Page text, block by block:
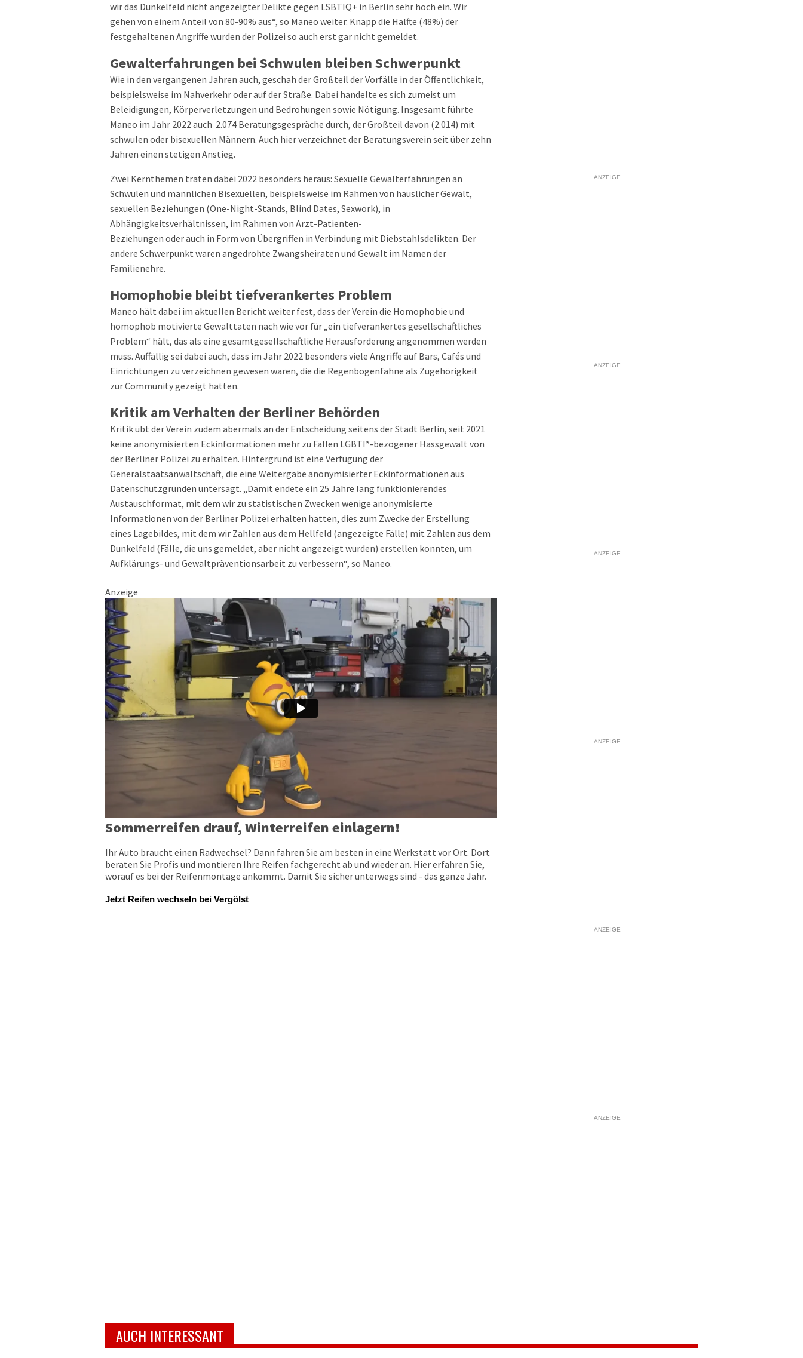
wir das Dunkelfeld nicht angezeigter Delikte gegen LSBTIQ+ in Berlin sehr hoch ein. Wir
gehen von einem Anteil von 80-90% aus“, so Maneo weiter. Knapp die Hälfte (48%) der
festgehaltenen Angriffe wurden der Polizei so auch erst gar nicht gemeldet.
Gewalterfahrungen bei Schwulen bleiben Schwerpunkt
Wie in den vergangenen Jahren auch, geschah der Großteil der Vorfälle in der Öffentlichkeit,
beispielsweise im Nahverkehr oder auf der Straße. Dabei handelte es sich zumeist um
Beleidigungen, Körperverletzungen und Bedrohungen sowie Nötigung. Insgesamt führte
Maneo im Jahr 2022 auch 2.074 Beratungsgespräche durch, der Großteil davon (2.014) mit
schwulen oder bisexuellen Männern. Auch hier verzeichnet der Beratungsverein seit über zehn
Jahren einen stetigen Anstieg.
Zwei Kernthemen traten dabei 2022 besonders heraus: Sexuelle Gewalterfahrungen an
Schwulen und männlichen Bisexuellen, beispielsweise im Rahmen von häuslicher Gewalt,
sexuellen Beziehungen (One-Night-Stands, Blind Dates, Sexwork), in
Abhängigkeitsverhältnissen, im Rahmen von Arzt-Patienten-
Beziehungen oder auch in Form von Übergriffen in Verbindung mit Diebstahlsdelikten. Der
andere Schwerpunkt waren angedrohte Zwangsheiraten und Gewalt im Namen der
Familienehre.
Homophobie bleibt tiefverankertes Problem
Maneo hält dabei im aktuellen Bericht weiter fest, dass der Verein die Homophobie und
homophob motivierte Gewalttaten nach wie vor für „ein tiefverankertes gesellschaftliches
Problem“ hält, das als eine gesamtgesellschaftliche Herausforderung angenommen werden
muss. Auffällig sei dabei auch, dass im Jahr 2022 besonders viele Angriffe auf Bars, Cafés und
Einrichtungen zu verzeichnen gewesen waren, die die Regenbogenfahne als Zugehörigkeit
zur Community gezeigt hatten.
Kritik am Verhalten der Berliner Behörden
Kritik übt der Verein zudem abermals an der Entscheidung seitens der Stadt Berlin, seit 2021
keine anonymisierten Eckinformationen mehr zu Fällen LGBTI*-bezogener Hassgewalt von
der Berliner Polizei zu erhalten. Hintergrund ist eine Verfügung der
Generalstaatsanwaltschaft, die eine Weitergabe anonymisierter Eckinformationen aus
Datenschutzgründen untersagt. „Damit endete ein 25 Jahre lang funktionierendes
Austauschformat, mit dem wir zu statistischen Zwecken wenige anonymisierte
Informationen von der Berliner Polizei erhalten hatten, dies zum Zwecke der Erstellung
eines Lagebildes, mit dem wir Zahlen aus dem Hellfeld (angezeigte Fälle) mit Zahlen aus dem
Dunkelfeld (Fälle, die uns gemeldet, aber nicht angezeigt wurden) erstellen konnten, um
Aufklärungs- und Gewaltpräventionsarbeit zu verbessern“, so Maneo.
Anzeige
Sommerreifen drauf, Winterreifen einlagern!
Ihr Auto braucht einen Radwechsel? Dann fahren Sie am besten in eine Werkstatt vor Ort. Dort
beraten Sie Profis und montieren Ihre Reifen fachgerecht ab und wieder an. Hier erfahren Sie,
worauf es bei der Reifenmontage ankommt. Damit Sie sicher unterwegs sind - das ganze Jahr.
Jetzt Reifen wechseln bei Vergölst
ANZEIGE
ANZEIGE
ANZEIGE
ANZEIGE
ANZEIGE
ANZEIGE
AUCH INTERESSANT